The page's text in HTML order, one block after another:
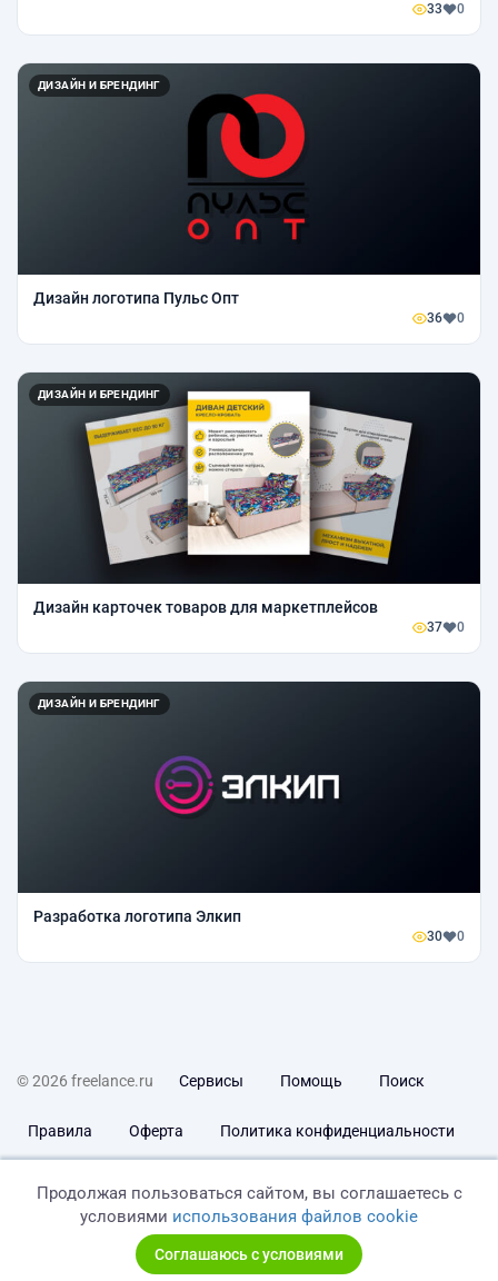
33 0
ДИЗАЙН И БРЕНДИНГ
Дизайн логотипа Пульс Опт
36 0
ДИЗАЙН И БРЕНДИНГ
Дизайн карточек товаров для маркетплейсов
37 0
ДИЗАЙН И БРЕНДИНГ
Разработка логотипа Элкип
30 0
© 2026 freelance.ru Сервисы Помощь Поиск
Правила Оферта Политика конфиденциальности
Продолжая пользоваться сайтом, вы соглашаетесь с
условиями использования файлов cookie
Соглашаюсь с условиями